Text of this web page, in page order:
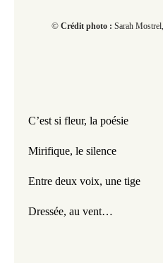
© Crédit photo : Sarah
C’est si fleur, la poésie
Mirifique, le silence
Entre deux voix, une tige
Dressée, au vent…